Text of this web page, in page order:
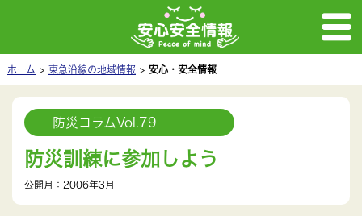
ホーム 東急沿線の地域情報 安心・安全情報
防災コラムVol.79
防災訓練に参加しよう
公開月：2006年3月